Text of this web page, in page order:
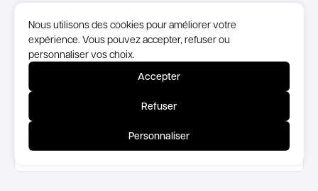
Nous utilisons des cookies pour améliorer votre
expérience. Vous pouvez accepter, refuser ou
personnaliser vos choix.
Accepter
Refuser
Personnaliser
© Copyright Syntec, 2026
Politique de confidentialité
Accessibilité partiellement conforme